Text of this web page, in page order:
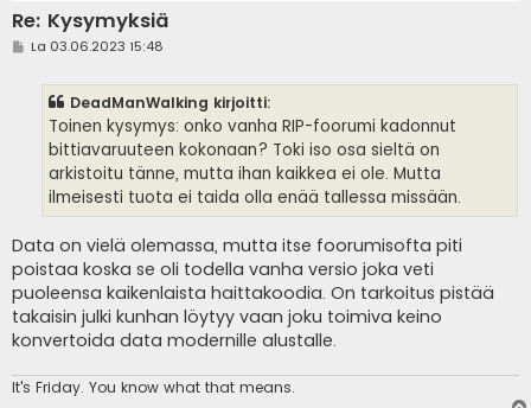
Re: Kysymyksiä
VLa 03.06.2023 15:48
DeadManWalking kirjoitti:
Toinen kysymys: onko vanha RIP-foorumi kadonnut
bittiavaruuteen kokonaan? Toki iso osa sieltä on
arkistoitu tänne, mutta ihan kaikkea ei ole. Mutta
ilmeisesti tuota ei taida olla enää tallessa missään.
Data on vielä olemassa, mutta itse foorumisofta piti
poistaa koska se oli todella vanha versio joka veti
puoleensa kaikenlaista haittakoodia. On tarkoitus pistää
takaisin julki kunhan löytyy vaan joku toimiva keino
konvertoida data modernille alustalle.
It's Friday. You know what that means.